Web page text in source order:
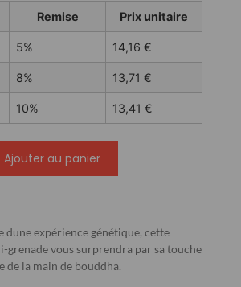
Remise Prix unitaire
5% 14,16 €
8% 13,71 €
10% 13,41 €
Ajouter au panier
dune expérience génétique, cette
grenade vous surprendra par sa touche
de la main de bouddha.